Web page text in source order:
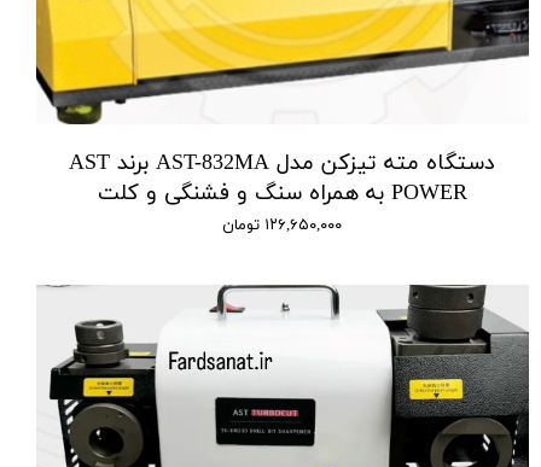
دستگاه مته تیزکن مدل AST-832MA برند AST
POWER به همراه سنگ و فشنگی و کلت
۱۲۶,۶۵۰,۰۰۰ تومان